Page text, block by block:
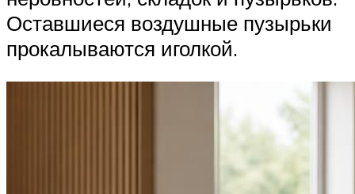
Оставшиеся воздушные пузырьки
прокалываются иголкой.